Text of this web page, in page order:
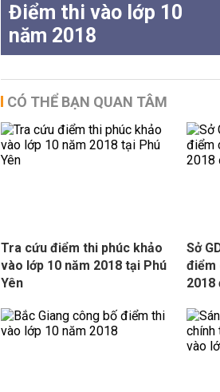
Điểm thi vào lớp 10
năm 2018
CÓ THỂ BẠN QUAN TÂM
Tra cứu điểm thi phúc khảo
vào lớp 10 năm 2018 tại Phú
Yên
Sở
điểm
2018